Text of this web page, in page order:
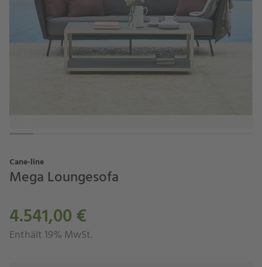
Cane-line
Mega Loungesofa
4.541,00 €
Enthält 19% MwSt.